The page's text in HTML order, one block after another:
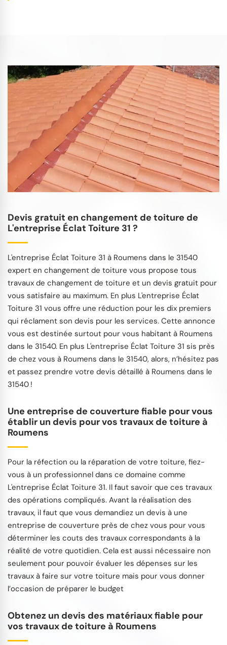
Devis gratuit en changement de toiture de
L'entreprise Éclat Toiture 31 ?
L'entreprise Éclat Toiture 31 à Roumens dans le 31540
expert en changement de toiture vous propose tous
travaux de changement de toiture et un devis gratuit pour
vous satisfaire au maximum. En plus L'entreprise Éclat
Toiture 31 vous offre une réduction pour les dix premiers
qui réclament son devis pour les services. Cette annonce
vous est destinée surtout pour vous habitant à Roumens
dans le 31540. En plus L'entreprise Éclat Toiture 31 sis près
de chez vous à Roumens dans le 31540, alors, n’hésitez pas
et passez prendre votre devis détaillé à Roumens dans le
31540 !
Une entreprise de couverture fiable pour vous
établir un devis pour vos travaux de toiture à
Roumens
Pour la réfection ou la réparation de votre toiture, fiez-
vous à un professionnel dans ce domaine comme
L'entreprise Éclat Toiture 31. Il faut savoir que ces travaux
des opérations compliqués. Avant la réalisation des
travaux, il faut que vous demandiez un devis à une
entreprise de couverture près de chez vous pour vous
déterminer les couts des travaux correspondants à la
réalité de votre quotidien. Cela est aussi nécessaire non
seulement pour pouvoir évaluer les dépenses sur les
travaux à faire sur votre toiture mais pour vous donner
l’occasion de préparer le budget
Obtenez un devis des matériaux fiable pour
vos travaux de toiture à Roumens